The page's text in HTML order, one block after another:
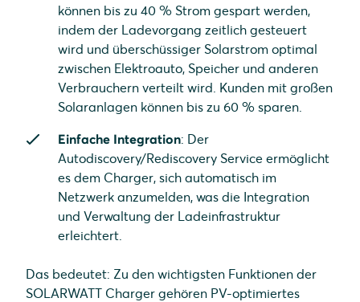
können bis zu 40 % Strom gespart werden,
indem der Ladevorgang zeitlich gesteuert
wird und überschüssiger Solarstrom optimal
zwischen Elektroauto, Speicher und anderen
Verbrauchern verteilt wird. Kunden mit großen
Solaranlagen können bis zu 60 % sparen.
Einfache Integration: Der
Autodiscovery/Rediscovery Service ermöglicht
es dem Charger, sich automatisch im
Netzwerk anzumelden, was die Integration
und Verwaltung der Ladeinfrastruktur
erleichtert.
Das bedeutet: Zu den wichtigsten Funktionen der
SOLARWATT Charger gehören PV-optimiertes